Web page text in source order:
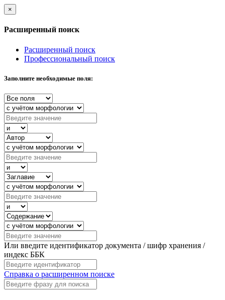
×
Расширенный поиск
Расширенный поиск
Профессиональный поиск
Заполните необходимые поля:
Или введите идентификатор документа / шифр хранения /
индекс ББК
Справка о расширенном поиске